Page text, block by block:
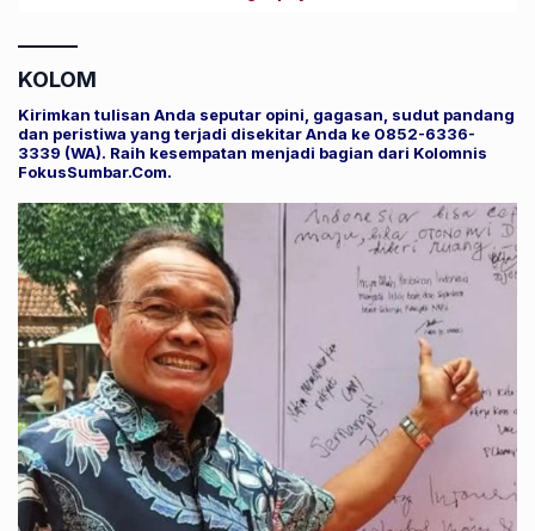
KOLOM
Kirimkan tulisan Anda seputar opini, gagasan, sudut pandang
dan peristiwa yang terjadi disekitar Anda ke 0852-6336-
3339 (WA). Raih kesempatan menjadi bagian dari Kolomnis
FokusSumbar.Com.